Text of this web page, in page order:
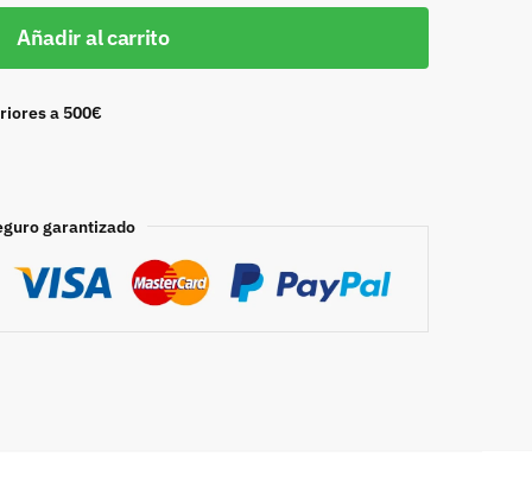
Añadir al carrito
a 500€
garantizado